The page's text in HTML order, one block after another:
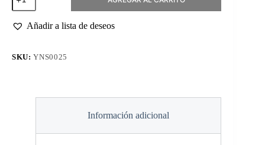
Crystal
Gel
#6
Añadir a lista de deseos
SKU:YNS0025
Información adicional